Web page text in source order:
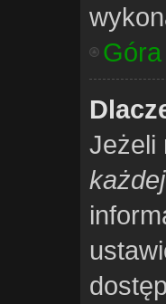
Góra
Jeżeli